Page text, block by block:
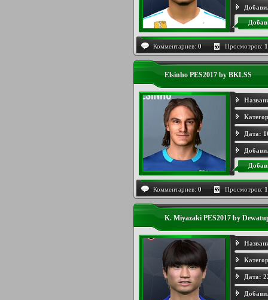
Комментариев: 0 Просмотров:
Elsinho PES2017 by BKLSS
Дата:
Комментариев: 0 Просмотров:
K. Miyazaki PES2017 by
Дата: